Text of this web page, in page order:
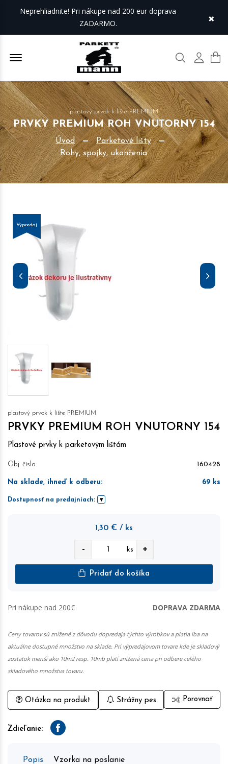
Neprehliadnite! Pri nákupe nad 200 eur doprava
ZADARMO.
×
Offcanvas Menu Open Hľadať Môj
plastový prvok k lište PREMIUM
PRVKY PREMIUM ROH VNUTORNY 154
Úvod
Parketové lišty
Rohy, spojky, ukončenia
Výpredaj
plastový prvok k lište PREMIUM
PRVKY PREMIUM ROH VNUTORNY 154
Plastové prvky k parketovým lištám
Obj. čislo: 160428
Na sklade, ihneď k odberu: 69ks
Dostupnosť na predajniach:
1,30 € / ks
- ks +
Pridať do košíka
Pri nákupe nad 200€ DOPRAVA ZDARMA
Ceny tovarov sú znížené z dôvodu dopredaja týchto výrobkov a platia iba na
aktuálne dostupné množstvo na sklade. Pri výpredajovom tovare kde je skladový
zostatok menší ako 10m2 resp. 10mb platí znížená cena pri odbere celého
skladového množstva tovaru.
Otázka na produkt Strážny pes Porovnať
Zdieľanie: Facebook
Popis Vzorka na poslanie